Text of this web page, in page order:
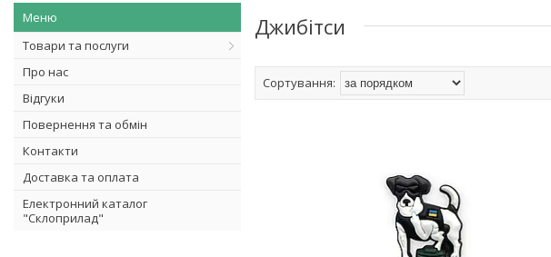
Товари та послуги
Про нас
Відгуки
Повернення та обмін
Контакти
Доставка та оплата
Електронний каталог
"Склоприлад"
Джибітси